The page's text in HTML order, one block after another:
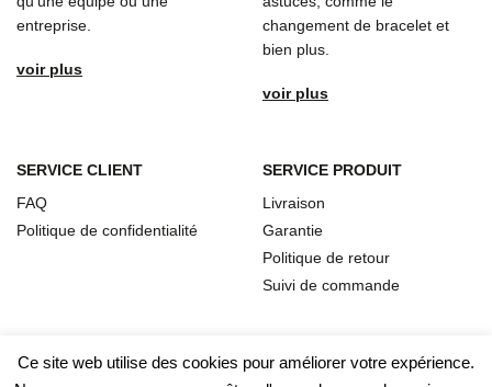
entreprise.
voir plus
changement de bracelet et
bien plus.
voir plus
SERVICE CLIENT
FAQ
Politique de confidentialité
SERVICE PRODUIT
Livraison
Garantie
Politique de retour
Suivi de commande
Ce site web utilise des cookies pour améliorer votre expérience.